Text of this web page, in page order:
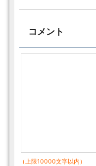
コメント
（上限10000文字以内）